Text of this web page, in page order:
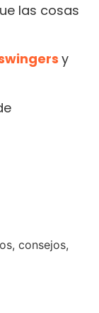
las cosas
y
consejos,